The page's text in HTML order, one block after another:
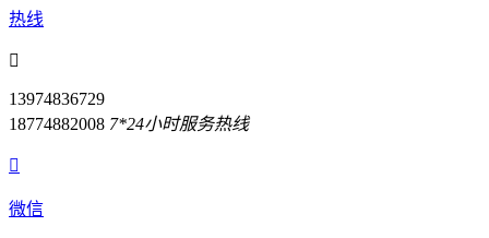
热线

13974836729
18774882008 7*24小时服务热线

微信